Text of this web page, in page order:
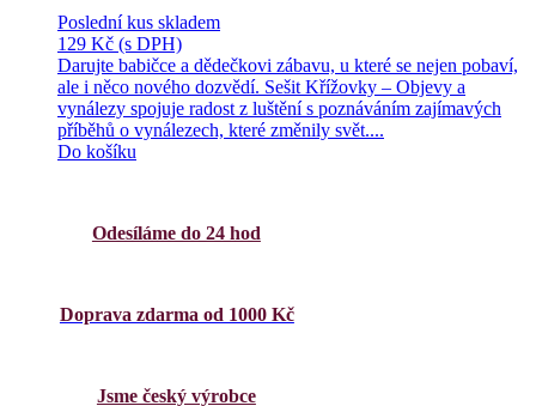
Poslední kus skladem
129 Kč (s DPH)
Darujte babičce a dědečkovi zábavu, u které se nejen pobaví,
ale i něco nového dozvědí. Sešit Křížovky – Objevy a
vynálezy spojuje radost z luštění s poznáváním zajímavých
příběhů o vynálezech, které změnily svět....
Do košíku
Odesíláme do 24 hod
Doprava zdarma od 1000 Kč
Jsme český výrobce